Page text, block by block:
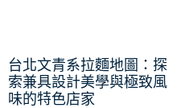
台北文青系拉麵地圖：探
索兼具設計美學與極致風
味的特色店家